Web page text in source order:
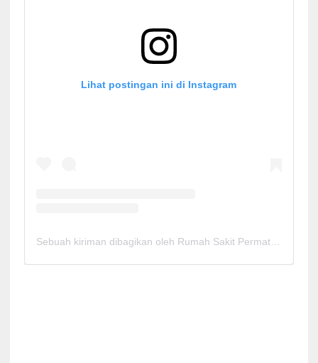
Lihat postingan ini di Instagram
Sebuah kiriman dibagikan oleh Rumah Sakit Permata Cirebon (@rspermatacirebon)